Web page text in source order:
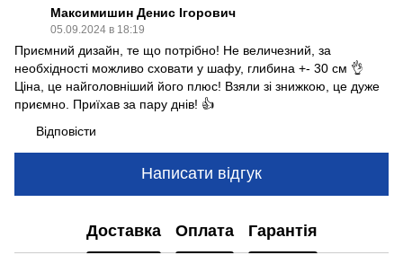
Максимишин Денис Ігорович
05.09.2024 в 18:19
Приємний дизайн, те що потрібно! Не величезний, за
необхідності можливо сховати у шафу, глибина +- 30 см 👌
Ціна, це найголовніший його плюс! Взяли зі знижкою, це дуже
приємно. Приїхав за пару днів! 👍
Відповісти
Написати відгук
Доставка Оплата Гарантія